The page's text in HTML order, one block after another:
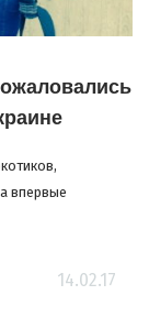
впервые
14.02.17